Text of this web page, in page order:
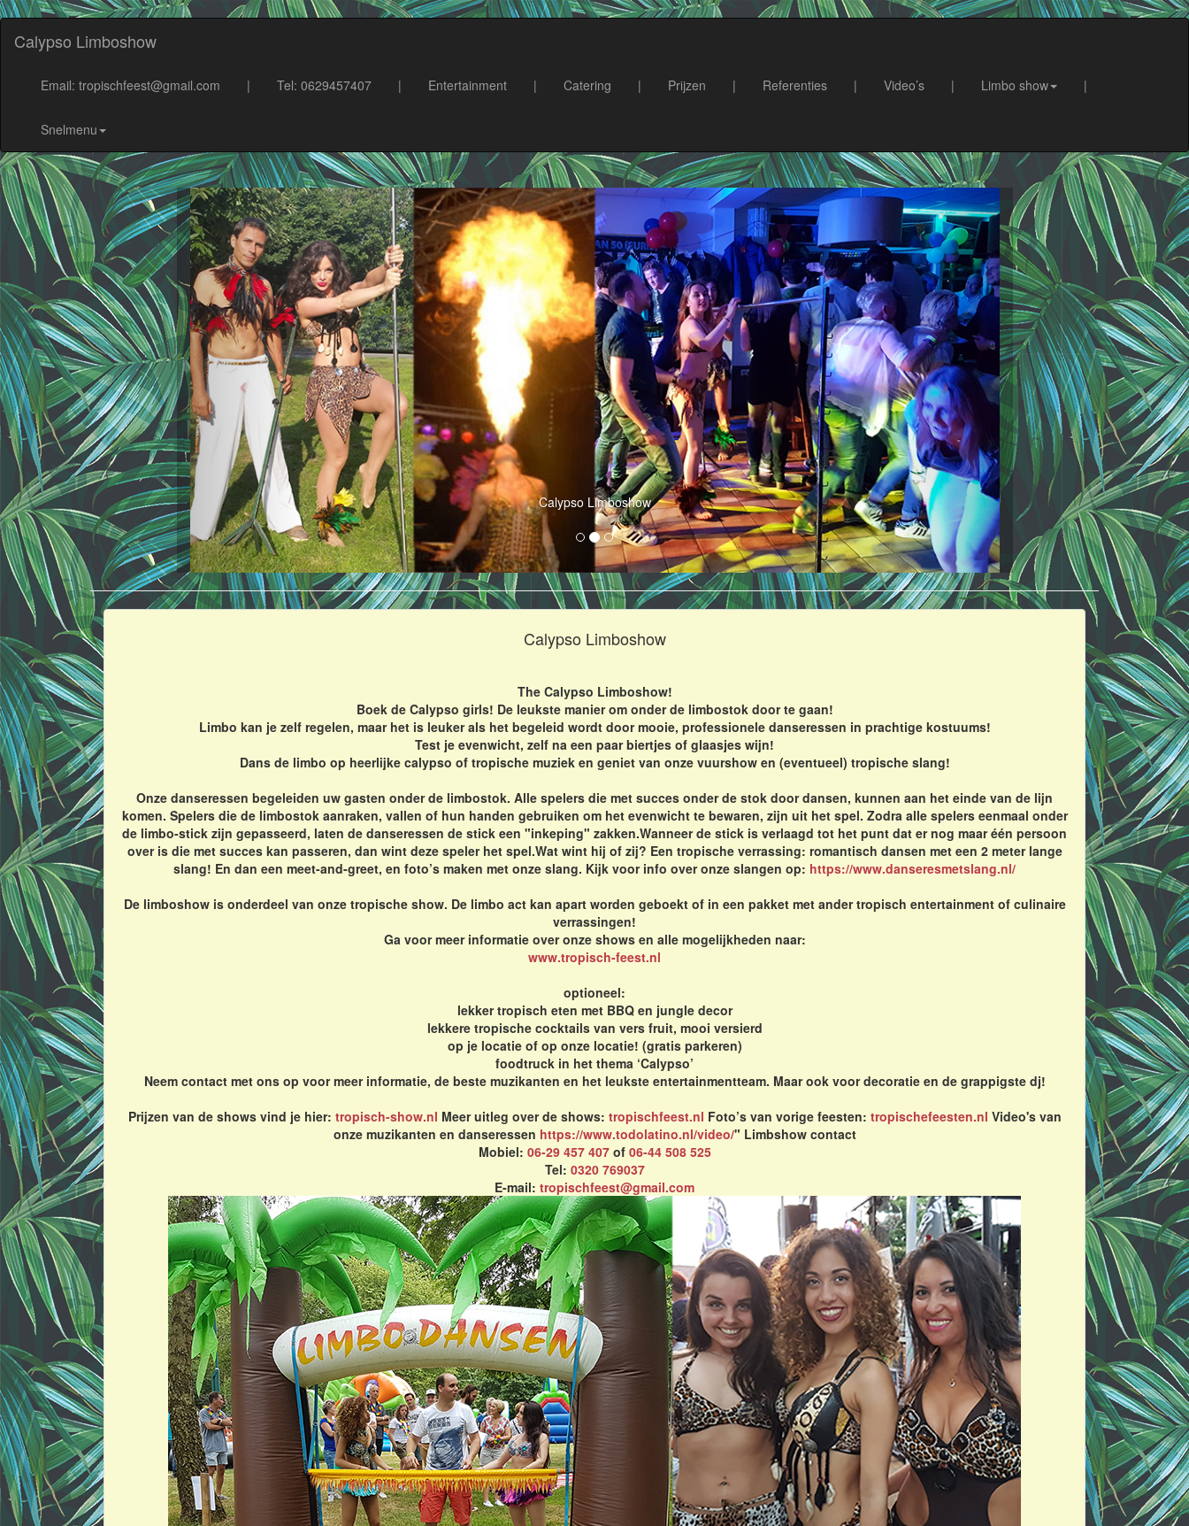
Calypso Limboshow
Email: tropischfeest@gmail.com | Tel: 0629457407 | Entertainment | Catering | Prijzen | Referenties | Video’s | Limbo show |
Snelmenu
Calypso Limboshow
Calypso Limboshow
The Calypso Limboshow!
Boek de Calypso girls! De leukste manier om onder de limbostok door te gaan!
Limbo kan je zelf regelen, maar het is leuker als het begeleid wordt door mooie, professionele danseressen in prachtige kostuums!
Test je evenwicht, zelf na een paar biertjes of glaasjes wijn!
Dans de limbo op heerlijke calypso of tropische muziek en geniet van onze vuurshow en (eventueel) tropische slang!
Onze danseressen begeleiden uw gasten onder de limbostok. Alle spelers die met succes onder de stok door dansen, kunnen aan het einde van de lijn
komen. Spelers die de limbostok aanraken, vallen of hun handen gebruiken om het evenwicht te bewaren, zijn uit het spel. Zodra alle spelers eenmaal onder
de limbo-stick zijn gepasseerd, laten de danseressen de stick een "inkeping" zakken.Wanneer de stick is verlaagd tot het punt dat er nog maar één persoon
over is die met succes kan passeren, dan wint deze speler het spel.Wat wint hij of zij? Een tropische verrassing: romantisch dansen met een 2 meter lange
slang! En dan een meet-and-greet, en foto’s maken met onze slang. Kijk voor info over onze slangen op: https://www.danseresmetslang.nl/
De limboshow is onderdeel van onze tropische show. De limbo act kan apart worden geboekt of in een pakket met ander tropisch entertainment of culinaire
verrassingen!
Ga voor meer informatie over onze shows en alle mogelijkheden naar:
www.tropisch-feest.nl
optioneel:
lekker tropisch eten met BBQ en jungle decor
lekkere tropische cocktails van vers fruit, mooi versierd
op je locatie of op onze locatie! (gratis parkeren)
foodtruck in het thema ‘Calypso’
Neem contact met ons op voor meer informatie, de beste muzikanten en het leukste entertainmentteam. Maar ook voor decoratie en de grappigste dj!
Prijzen van de shows vind je hier: tropisch-show.nl Meer uitleg over de shows: tropischfeest.nl Foto’s van vorige feesten: tropischefeesten.nl Video's van
onze muzikanten en danseressen https://www.todolatino.nl/video/" Limbshow contact
Mobiel: 06-29 457 407of 06-44 508 525
Tel: 0320 769037
E-mail: tropischfeest@gmail.com